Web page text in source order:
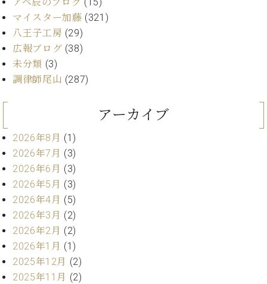
ラ
ト
ピ
ア
ノ
ヒ
シ
ュ
タ
イ
ン
ア
カ
デ
ミ
ー
室
ピ
ア
ノ
の
コ
ン
ジ
ク
セ
ス
セン
トラ
京の
ご案
内
マイスター加藤 (321)
八王子工房 (29)
広報ブログ (38)
未分類 (3)
調律師尾山 (287)
アーカイブ
2026年8月 (1)
2026年7月 (3)
2026年6月 (3)
2026年5月 (3)
2026年4月 (5)
2026年3月 (2)
2026年2月 (2)
2026年1月 (1)
2025年12月 (2)
2025年11月 (2)